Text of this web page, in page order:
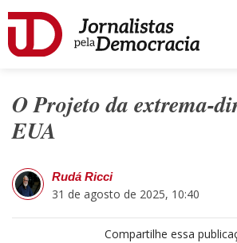
O Projeto da extrema-
EUA
Rudá Ricci
31 de agosto de 2025, 10:40
Compartilhe essa